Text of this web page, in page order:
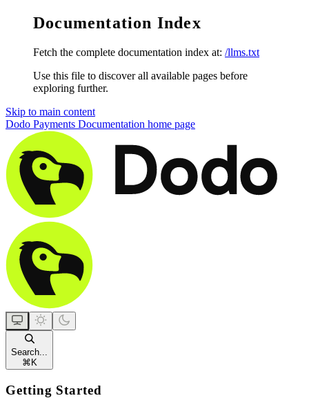
Documentation Index
Fetch the complete documentation index at: /llms.txt
Use this file to discover all available pages before
exploring further.
Skip to main content
Dodo Payments Documentation home page
Search...
⌘ K
Getting Started